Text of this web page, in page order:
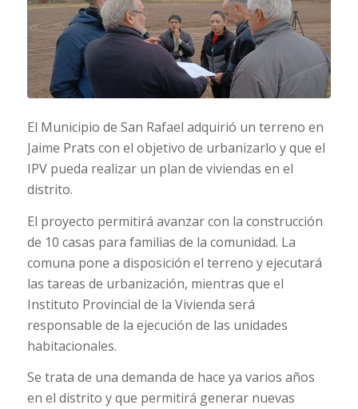
El Municipio de San Rafael adquirió un terreno en
Jaime Prats con el objetivo de urbanizarlo y que el
IPV pueda realizar un plan de viviendas en el
distrito.
El proyecto permitirá avanzar con la construcción
de 10 casas para familias de la comunidad. La
comuna pone a disposición el terreno y ejecutará
las tareas de urbanización, mientras que el
Instituto Provincial de la Vivienda será
responsable de la ejecución de las unidades
habitacionales.
Se trata de una demanda de hace ya varios años
en el distrito y que permitirá generar nuevas